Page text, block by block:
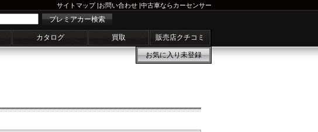
サイトマップ|お問い合わせ |中古車ならカーセンサー
プレミアカー検索
カタログ 買取 販売店クチコミ
お気に入り未登録